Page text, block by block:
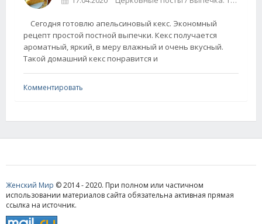
Сегодня готовлю апельсиновый кекс. Экономный
рецепт простой постной выпечки. Кекс получается
ароматный, яркий, в меру влажный и очень вкусный.
Такой домашний кекс понравится и
Комментировать
Женский Мир © 2014 - 2020. При полном или частичном
использовании материалов сайта обязательна активная прямая
ссылка на источник.